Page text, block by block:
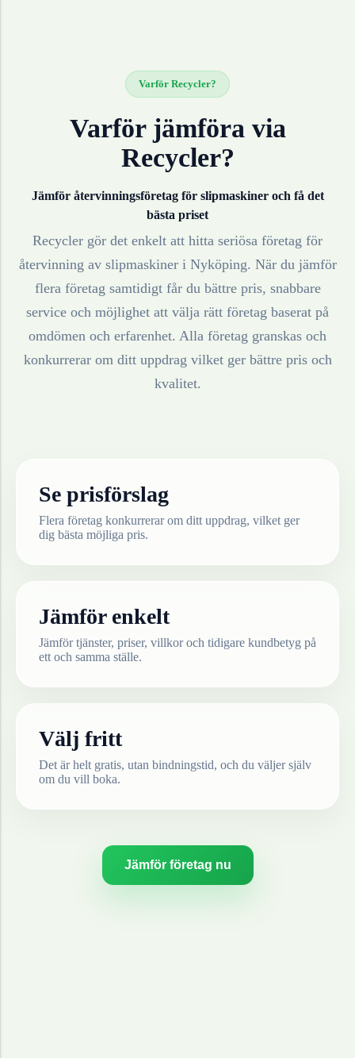
Varför Recycler?
Varför jämföra via
Recycler?
Jämför återvinningsföretag för slipmaskineroch få det
bästa priset
Recycler gör det enkelt att hitta seriösa företag för
återvinning av slipmaskineri Nyköping. När du jämför
flera företag samtidigt får du bättre pris, snabbare
service och möjlighet att välja rätt företag baserat på
omdömen och erfarenhet. Alla företag granskas och
konkurrerar om ditt uppdrag vilket ger bättre pris och
kvalitet.
Se prisförslag
Flera företag konkurrerar om ditt uppdrag, vilket ger
dig bästa möjliga pris.
Jämför enkelt
Jämför tjänster, priser, villkor och tidigare kundbetyg på
ett och samma ställe.
Välj fritt
Det är helt gratis, utan bindningstid, och du väljer själv
om du vill boka.
Jämför företag nu